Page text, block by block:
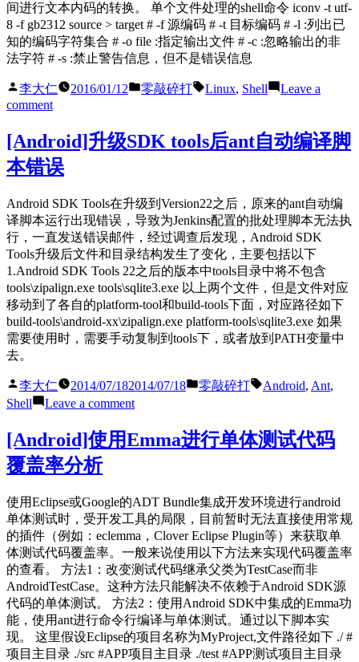
运
行
环
的
不
间进行文本内码的转换。 单个文件处理的shell命令 iconv -t utf-
8 -f gb2312 source > target # -f 源编码 # -t 目标编码 # -l :列出已
知的编码字符集合 # -o file :指定输出文件 # -c :忽略输出的非
法字符 # -s :禁止警告信息，但不是错误信息
Posted
by
李大仁 2016/01/12
Posted
零敲碎打 Tags:
Linux, Shell
Leave a
commenton
件
批
转
编
码
iconv
命
令
[Android]升级SDK tools后ant自动编译脚
本错误
Android SDK Tools在升级到Version22之后，原来的ant自动编
译脚本运行出现错误，导致为Jenkins配置的批处理脚本无法执
行，一直发送错误邮件，经过调查后发现，Android SDK
Tools升级后文件和目录结构发生了变化，主要包括以下
1.Android SDK Tools 22之后的版本中tools目录中将不包含
tools\zipalign.exe tools\sqlite3.exe 以上两个文件，但是文件对应
移动到了各自的platform-tool和build-tools下面，对应路径如下
build-tools\android-xx\zipalign.exe platform-tools\sqlite3.exe 如果
需要使用时，需要手动复制到tools下，或者放到PATH变量中
去。
Posted
by
李大仁 2014/07/182014/07/18
Posted
零敲碎打 Tags:
Android, Ant,
Shell
Leave a commenton
升
级
ant
自
动
编
译
脚
本
错
误
[Android]使用Emma进行单体测试代码
覆盖率分析
使用Eclipse或Google的ADT Bundle集成开发环境进行android
单体测试时，受开发工具的局限，目前暂时无法直接使用常规
的插件（例如：eclemma，Clover Eclipse Plugin等）来获取单
体测试代码覆盖率。一般来说使用以下方法来实现代码覆盖率
的查看。 方法1：改变测试代码继承父类为TestCase而非
AndroidTestCase。这种方法只能解决不依赖于Android SDK源
代码的单体测试。 方法2：使用Android SDK中集成的Emma功
能，使用ant进行命令行编译与单体测试。通过以下脚本实
现。 这里假设Eclipse的项目名称为MyProject,文件路径如下 ./ #
项目主目录 ./src #APP项目主目录 ./test #APP测试项目主目录